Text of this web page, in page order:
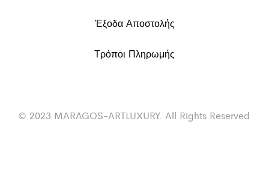
Έξοδα Αποστολής
Τρόποι Πληρωμής
© 2023 MARAGOS-ARTLUXURY. All Rights Reserved